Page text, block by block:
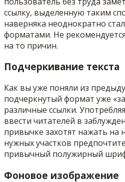
ссылку, выделенную таким
наверняка неоднократно
форматами. Не
на то причин.
Подчеркивание текста
Как вы уже поняли из
подчеркнутый формат уже
различные ссылки.
ввести читателей в
привычке захотят нажать на
нужных участков
привычный полужирный
Фоновое изображение